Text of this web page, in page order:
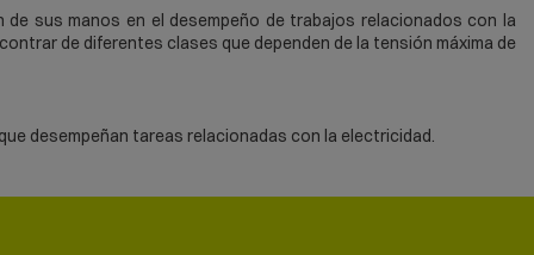
sus manos en el desempeño de trabajos relacionados con la
de diferentes clases que dependen de la tensión máxima de
desempeñan tareas relacionadas con la electricidad.
en látex o en goma, se evita la posibilidad de sufrir daños